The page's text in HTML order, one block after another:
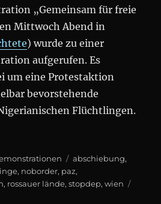
„Gemeinsam für freie
Mittwoch Abend in
) wurde zu einer
aufgerufen. Es
um eine Protestaktion
bevorstehende
Flüchtlingen.
Demonstration
Tags
abschiebung,
, noborder, paz,
, rossauer lände,stopdep,wien